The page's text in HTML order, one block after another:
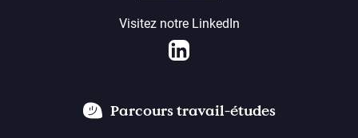
Visitez notre LinkedIn
LinkedIn
Parcours travail-études